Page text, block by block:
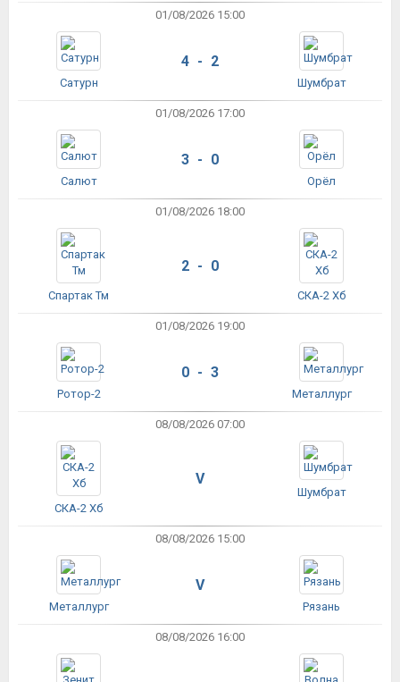
01/08/2026 15:00
Сатурн
4 - 2
Шумбрат
01/08/2026 17:00
Салют
3 - 0
Орёл
01/08/2026 18:00
Спартак Тм
2 - 0
СКА-2 Хб
01/08/2026 19:00
Ротор-2
0 - 3
Металлург
08/08/2026 07:00
СКА-2 Хб
V
Шумбрат
08/08/2026 15:00
Металлург
V
Рязань
08/08/2026 16:00